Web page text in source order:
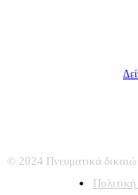
© 2024 Πνευματικά